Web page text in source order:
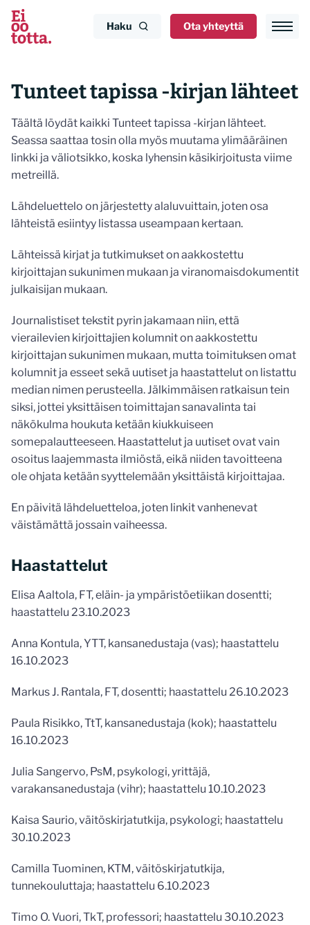
Siirry
sisältöön
Haku Ota yhteyttä
Tunteet tapissa -kirjan lähteet
Täältä löydät kaikki Tunteet tapissa -kirjan lähteet.
Seassa saattaa tosin olla myös muutama ylimääräinen
linkki ja väliotsikko, koska lyhensin käsikirjoitusta viime
metreillä.
Lähdeluettelo on järjestetty alaluvuittain, joten osa
lähteistä esiintyy listassa useampaan kertaan.
Lähteissä kirjat ja tutkimukset on aakkostettu
kirjoittajan sukunimen mukaan ja viranomaisdokumentit
julkaisijan mukaan.
Journalistiset tekstit pyrin jakamaan niin, että
vierailevien kirjoittajien kolumnit on aakkostettu
kirjoittajan sukunimen mukaan, mutta toimituksen omat
kolumnit ja esseet sekä uutiset ja haastattelut on listattu
median nimen perusteella. Jälkimmäisen ratkaisun tein
siksi, jottei yksittäisen toimittajan sanavalinta tai
näkökulma houkuta ketään kiukkuiseen
somepalautteeseen. Haastattelut ja uutiset ovat vain
osoitus laajemmasta ilmiöstä, eikä niiden tavoitteena
ole ohjata ketään syyttelemään yksittäistä kirjoittajaa.
En päivitä lähdeluetteloa, joten linkit vanhenevat
väistämättä jossain vaiheessa.
Haastattelut
Elisa Aaltola, FT, eläin- ja ympäristöetiikan dosentti;
haastattelu 23.10.2023
Anna Kontula, YTT, kansanedustaja (vas); haastattelu
16.10.2023
Markus J. Rantala, FT, dosentti; haastattelu 26.10.2023
Paula Risikko, TtT, kansanedustaja (kok); haastattelu
16.10.2023
Julia Sangervo, PsM, psykologi, yrittäjä,
varakansanedustaja (vihr); haastattelu 10.10.2023
Kaisa Saurio, väitöskirjatutkija, psykologi; haastattelu
30.10.2023
Camilla Tuominen, KTM, väitöskirjatutkija,
tunnekouluttaja; haastattelu 6.10.2023
Timo O. Vuori, TkT, professori; haastattelu 30.10.2023